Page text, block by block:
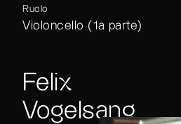
Ruolo
Violoncello (1a parte)
Felix
Vogelsang